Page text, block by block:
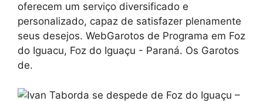
oferecem um serviço diversificado e
personalizado, capaz de satisfazer plenamente
seus desejos. WebGarotos de Programa em Foz
do Iguacu, Foz do Iguaçu - Paraná. Os Garotos
de.